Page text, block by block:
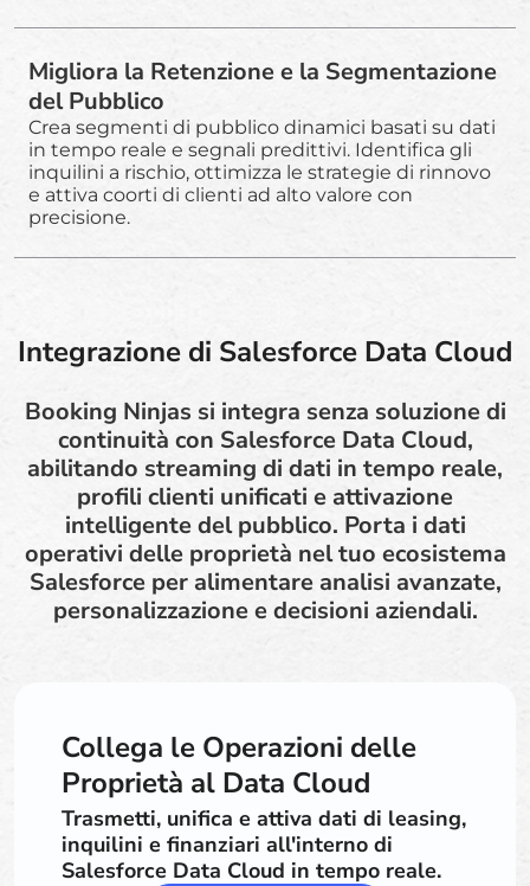
Migliora la Retenzione e la Segmentazione
del Pubblico
Crea segmenti di pubblico dinamici basati su dati
in tempo reale e segnali predittivi. Identifica gli
inquilini a rischio, ottimizza le strategie di rinnovo
e attiva coorti di clienti ad alto valore con
precisione.
Integrazione di Salesforce Data Cloud
Booking Ninjas si integra senza soluzione di
continuità con Salesforce Data Cloud,
abilitando streaming di dati in tempo reale,
profili clienti unificati e attivazione
intelligente del pubblico. Porta i dati
operativi delle proprietà nel tuo ecosistema
Salesforce per alimentare analisi avanzate,
personalizzazione e decisioni aziendali.
Collega le Operazioni delle
Proprietà al Data Cloud
Trasmetti, unifica e attiva dati di leasing,
inquilini e finanziari all'interno di
Salesforce Data Cloud in tempo reale.